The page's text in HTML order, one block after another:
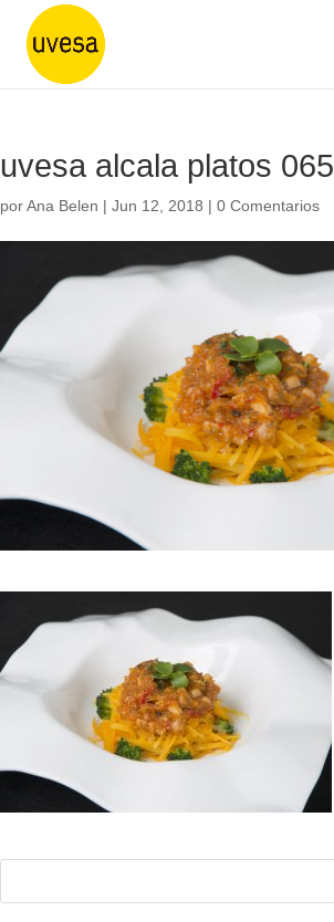
uvesa alcala platos 065
porAna Belen | Jun 12, 2018 | 0 Comentarios